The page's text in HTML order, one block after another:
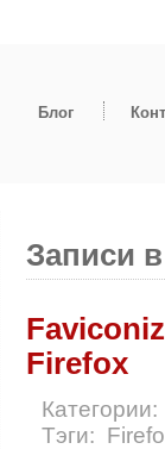
Блог
Записи в
Firefox
Категории:
Тэги: